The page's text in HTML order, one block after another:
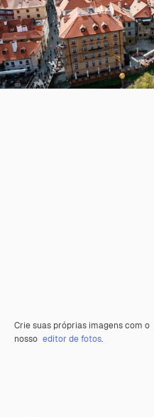
Crie suas próprias imagens com o
nosso editor de fotos.